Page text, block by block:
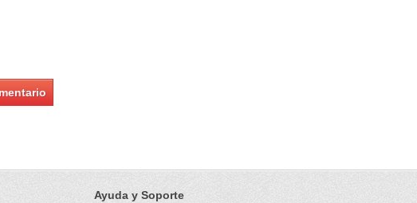
Ayuda y Soporte